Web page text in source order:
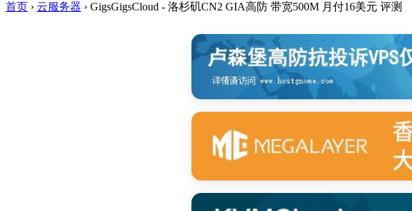
首页 › 云服务器 › GigsGigsCloud - 洛杉矶CN2 GIA高防 带宽500M 月付16美元 评测